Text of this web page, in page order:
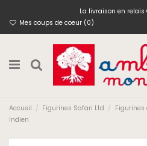
La livraison en relais
Mes coups de coeur (0)
Accueil Figurines Safari Ltd Figurines
Indien